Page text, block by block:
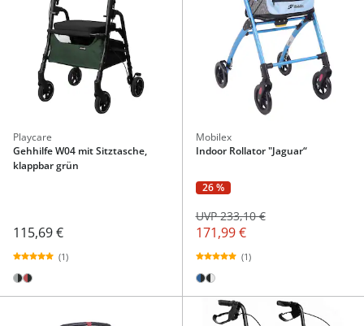
Playcare
Gehhilfe W04 mit Sitztasche,
klappbar grün
115,69 €
(1)
Mobilex
Indoor Rollator "Jaguar“
26 %
171,99 €
UVP 233,10 €
(1)